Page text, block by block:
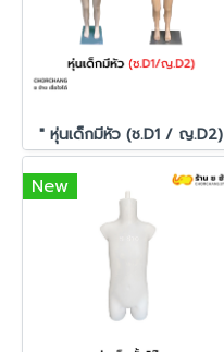
" หุ่นเด็กมีหัว (ช.D1 / ญ.D2)
New